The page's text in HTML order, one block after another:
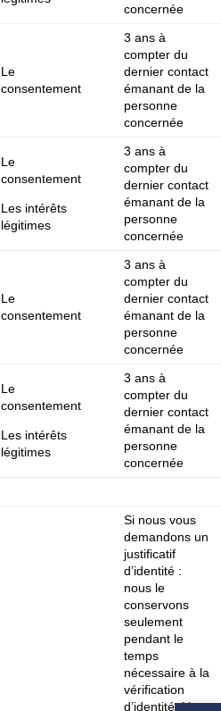
concernée
Le
consentement
3 ans à
compter du
dernier contact
émanant de la
personne
concernée
Le
consentement
Les intérêts
légitimes
3 ans à
compter du
dernier contact
émanant de la
personne
concernée
Le
consentement
3 ans à
compter du
dernier contact
émanant de la
personne
concernée
Le
consentement
Les intérêts
légitimes
3 ans à
compter du
dernier contact
émanant de la
personne
concernée
Si nous vous
demandons un
justificatif
d’identité :
nous le
conservons
seulement
pendant le
temps
nécessaire à la
vérification
d’identité. Une